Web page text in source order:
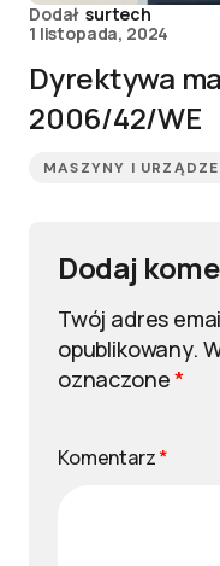
Dodał surtech
1 listopada, 2024
Dyrektywa
2006/42/WE
MASZYNY I
Dodaj
Twój adres
opublikowany.
oznaczone*
Komentarz*